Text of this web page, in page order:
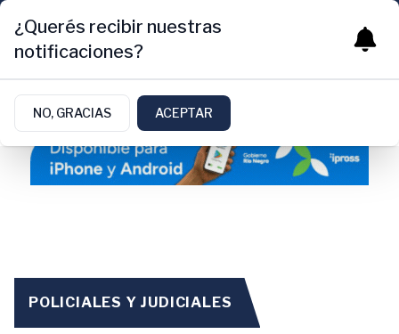
POLICIALES Y JUDICIALES
¿Querés recibir nuestras
notificaciones?
NO, GRACIAS ACEPTAR